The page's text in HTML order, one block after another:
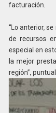
facturación.
“Lo anterior,
de recursos
especial en
la mejor
región”,